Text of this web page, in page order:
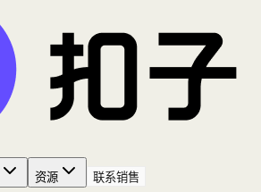
资源
联系销售